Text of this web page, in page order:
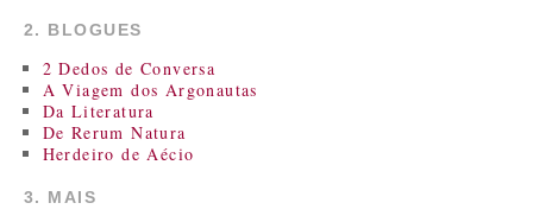
2. BLOGUES
2 Dedos de Conversa
A Viagem dos Argonautas
Da Literatura
De Rerum Natura
Herdeiro de Aécio
3. MAIS